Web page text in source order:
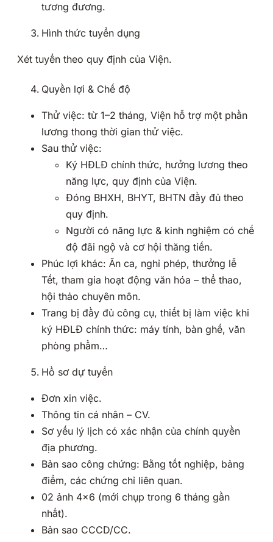
tương đương.
Hình thức tuyển dụng
Xét tuyển theo quy định của Viện.
Quyền lợi & Chế độ
Thử việc: từ 1–2 tháng, Viện hỗ trợ một phần
lương thong thời gian thử việc.
Sau thử việc:
Ký HĐLĐ chính thức, hưởng lương theo
năng lực, quy định của Viện.
Đóng BHXH, BHYT, BHTN đầy đủ theo
quy định.
Người có năng lực & kinh nghiệm có chế
độ đãi ngộ và cơ hội thăng tiến.
Phúc lợi khác: Ăn ca, nghỉ phép, thưởng lễ
Tết, tham gia hoạt động văn hóa – thể thao,
hội thảo chuyên môn.
Trang bị đầy đủ công cụ, thiết bị làm việc khi
ký HĐLĐ chính thức: máy tính, bàn ghế, văn
phòng phẩm…
Hồ sơ dự tuyển
Đơn xin việc.
Thông tin cá nhân – CV.
Sơ yếu lý lịch có xác nhận của chính quyền
địa phương.
Bản sao công chứng: Bằng tốt nghiệp, bảng
điểm, các chứng chỉ liên quan.
02 ảnh 4×6 (mới chụp trong 6 tháng gần
nhất).
Bản sao CCCD/CC.